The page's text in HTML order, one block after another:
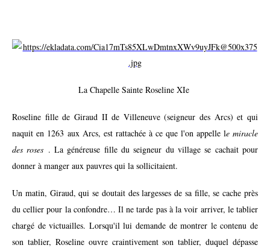
La Chapelle Sainte Roseline XIe
Roseline fille de Giraud II de Villeneuve (seigneur des Arcs) et qui
naquit en 1263 aux Arcs, est rattachée à ce que l'on appelle le miracle
des roses . La généreuse fille du seigneur du village se cachait pour
donner à manger aux pauvres qui la sollicitaient.
Un matin, Giraud, qui se doutait des largesses de sa fille, se cache près
du cellier pour la confondre… Il ne tarde pas à la voir arriver, le tablier
chargé de victuailles. Lorsqu'il lui demande de montrer le contenu de
son tablier, Roseline ouvre craintivement son tablier, duquel dépasse